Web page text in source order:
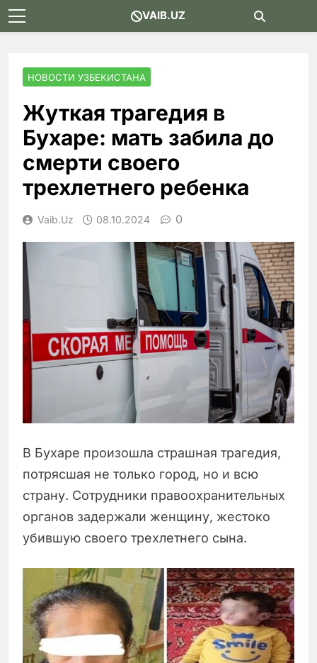
Skip
to
VAIB.UZ
НОВОСТИ УЗБЕКИСТАНА
Жуткая трагедия в
Бухаре: мать забила до
смерти своего
трехлетнего ребенка
Vaib.uz 08.10.2024 0
В Бухаре произошла страшная трагедия,
потрясшая не только город, но и всю
страну. Сотрудники правоохранительных
органов задержали женщину, жестоко
убившую своего трехлетнего сына.